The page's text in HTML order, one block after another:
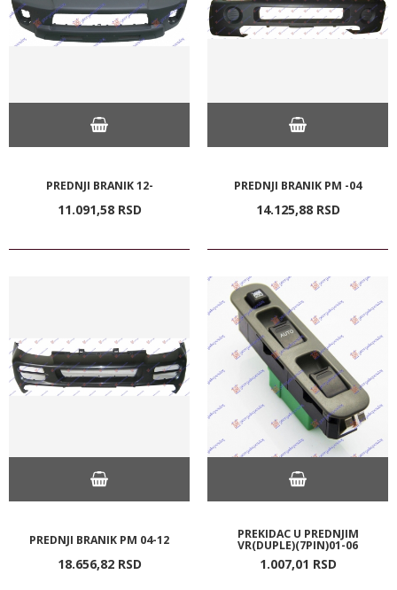
PREDNJI BRANIK 12-
11.091,58 RSD
PREDNJI BRANIK PM -04
14.125,88 RSD
PREDNJI BRANIK PM 04-12
18.656,82 RSD
PREKIDAC U PREDNJIM
VR(DUPLE)(7PIN)01-06
1.007,01 RSD